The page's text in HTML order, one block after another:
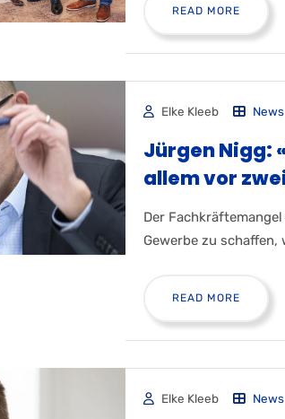
READ MORE
Elke Kleeb News
Jürgen Nigg:
allem vor
Der
Gewerbe zu schaffen,
READ MORE
Elke Kleeb News